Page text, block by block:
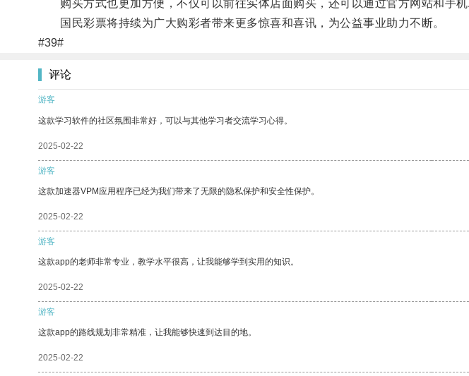
购买方式也更加方便，不仅可以前往实体店面购买，还可以通过官方网站和手机
国民彩票将持续为广大购彩者带来更多惊喜和喜讯，为公益事业助力不断。
#39#
评论
游客
这款学习软件的社区氛围非常好，可以与其他学习者交流学习心得。
2025-02-22
游客
这款加速器VPM应用程序已经为我们带来了无限的隐私保护和安全性保护。
2025-02-22
游客
这款app的老师非常专业，教学水平很高，让我能够学到实用的知识。
2025-02-22
游客
这款app的路线规划非常精准，让我能够快速到达目的地。
2025-02-22